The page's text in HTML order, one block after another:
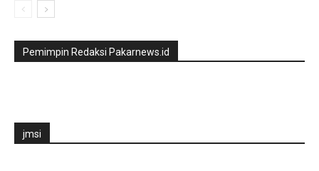
Pemimpin Redaksi Pakarnews.id
jmsi